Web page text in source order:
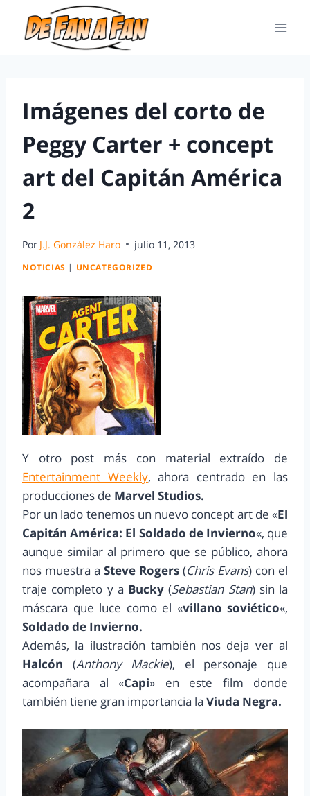
Imágenes del corto de
Peggy Carter + concept
art del Capitán América
2
Por J.J. González Haro julio 11, 2013
NOTICIAS | UNCATEGORIZED
Y otro post más con material extraído de
Entertainment Weekly, ahora centrado en las
producciones de Marvel Studios.
Por un lado tenemos un nuevo concept art de «El
Capitán América: El Soldado de Invierno«, que
aunque similar al primero que se público, ahora
nos muestra a Steve Rogers (Chris Evans) con el
traje completo y a Bucky (Sebastian Stan) sin la
máscara que luce como el «villano soviético«,
Soldado de Invierno.
Además, la ilustración también nos deja ver al
Halcón (Anthony Mackie), el personaje que
acompañara al «Capi» en este film donde
también tiene gran importancia la Viuda Negra.